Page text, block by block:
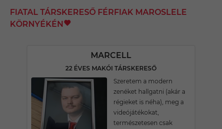
FIATAL TÁRSKERESŐ FÉRFIAK MAROSLELE
KÖRNYÉKÉN
MARCELL
22 ÉVES MAKÓI TÁRSKERESŐ
Szeretem a modern
zenéket hallgatni (akár a
régieket is néha), meg a
videójátékokat,
természetesen csak